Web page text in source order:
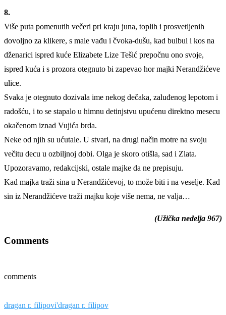
8.
Više puta pomenutih večeri pri kraju juna, toplih i prosvetljenih
dovoljno za klikere, s male vađu i čvoka-dušu, kad bulbul i kos na
dženarici ispred kuće Elizabete Lize Tešić prepočnu ono svoje,
ispred kuća i s prozora otegnuto bi zapevao hor majki Nerandžićeve
ulice.
Svaka je otegnuto dozivala ime nekog dečaka, zaluđenog lepotom i
radošću, i to se stapalo u himnu detinjstvu upućenu direktno mesecu
okačenom iznad Vujića brda.
Neke od njih su ućutale. U stvari, na drugi način motre na svoju
večitu decu u ozbiljnoj dobi. Olga je skoro otišla, sad i Zlata.
Upozoravamo, redakcijski, ostale majke da ne prepisuju.
Kad majka traži sina u Nerandžićevoj, to može biti i na veselje. Kad
sin iz Nerandžićeve traži majku koje više nema, ne valja…
(Užička nedelja 967)
Comments
comments
dragan r. filipovi'dragan r. filipov